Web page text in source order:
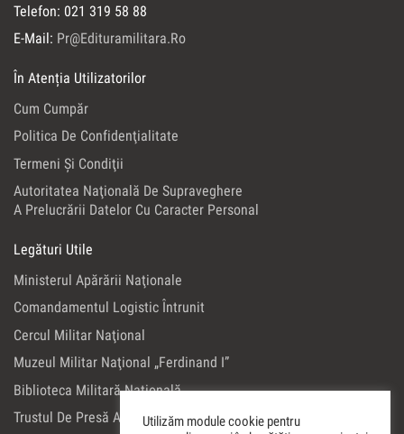
Telefon: 021 319 58 88
E-Mail: Pr@edituramilitara.ro
În Atenția Utilizatorilor
Cum Cumpăr
Politica De Confidenţialitate
Termeni Şi Condiţii
Autoritatea Naţională De Supraveghere
A Prelucrării Datelor Cu Caracter Personal
Legături Utile
Ministerul Apărării Naţionale
Comandamentul Logistic Întrunit
Cercul Militar Naţional
Muzeul Militar Naţional „Ferdinand I”
Biblioteca Militară Naţională
Trustul De Presă Al Ministerului Apărării Naţionale
Utilizăm module cookie pentru